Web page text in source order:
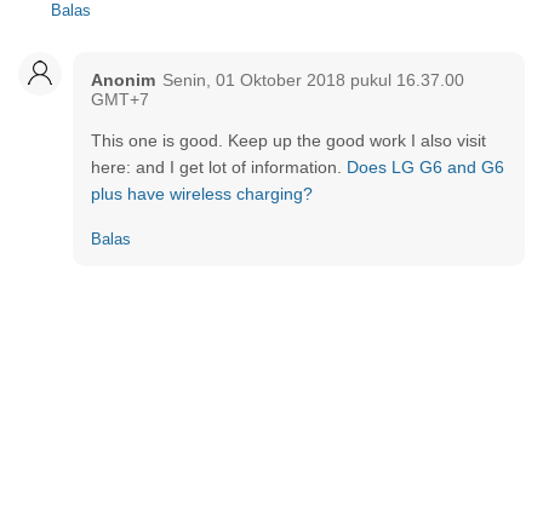
Balas
Anonim Senin, 01 Oktober 2018 pukul 16.37.00
GMT+7
This one is good. Keep up the good work I also visit
here: and I get lot of information. Does LG G6 and G6
plus have wireless charging?
Balas